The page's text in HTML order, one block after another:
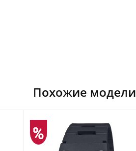
Похожие модели